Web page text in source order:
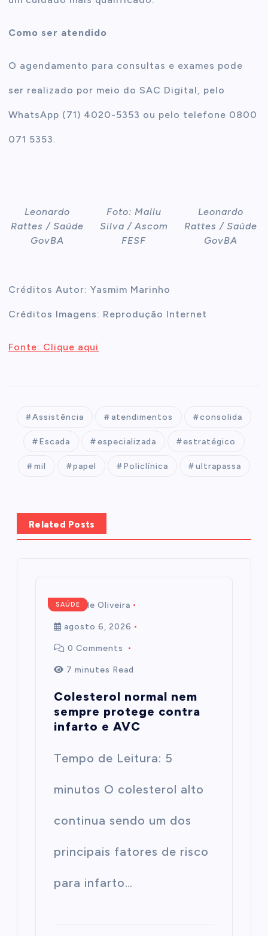
Como ser atendido
O agendamento para consultas e exames pode
ser realizado por meio do SAC Digital, pelo
WhatsApp (71) 4020-5353 ou pelo telefone 0800
071 5353.
Leonardo
Rattes / Saúde
GovBA
Foto: Mallu
Silva / Ascom
FESF
Leonardo
Rattes / Saúde
GovBA
Créditos Autor: Yasmim Marinho
Créditos Imagens: Reprodução Internet
Fonte: Clique aqui
Assistência atendimentos consolida
Escada especializada estratégico
mil papel Policlínica ultrapassa
Related Posts
SAÚDE
Mairim de Oliveira
agosto 6, 2026
0 Comments
7 minutes Read
Colesterol normal nem
sempre protege contra
infarto e AVC
Tempo de Leitura: 5
minutos O colesterol alto
continua sendo um dos
principais fatores de risco
para infarto…